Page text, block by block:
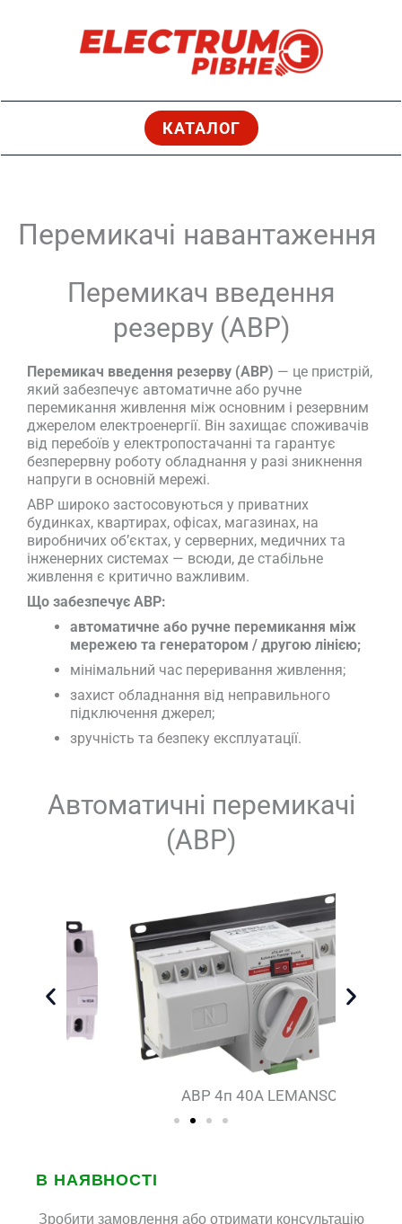
КАТАЛОГ
Перемикачі навантаження
Перемикач введення
резерву (АВР)
Перемикач введення резерву (АВР) — це пристрій,
який забезпечує автоматичне або ручне
перемикання живлення між основним і резервним
джерелом електроенергії. Він захищає споживачів
від перебоїв у електропостачанні та гарантує
безперервну роботу обладнання у разі зникнення
напруги в основній мережі.
АВР широко застосовуються у приватних
будинках, квартирах, офісах, магазинах, на
виробничих об’єктах, у серверних, медичних та
інженерних системах — всюди, де стабільне
живлення є критично важливим.
Що забезпечує АВР:
автоматичне або ручне перемикання між
мережею та генератором / другою лінією;
мінімальний час переривання живлення;
захист обладнання від неправильного
підключення джерел;
зручність та безпеку експлуатації.
Автоматичні перемикачі
(АВР)
АВР 4п 40А LEMANSO
В НАЯВНОСТІ
Зробити замовлення або отримати консультацію